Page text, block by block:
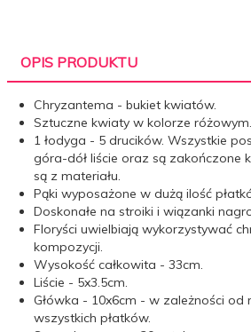
OPIS PRODUKTU
Chryzantema - bukiet kwiatów.
Sztuczne kwiaty w kolorze różowym.
1 łodyga - 5 drucików. Wszystkie
góra-dół liście oraz są zakończone
są z materiału.
Pąki wyposażone w dużą ilość
Doskonałe na stroiki i wiązanki
Floryści uwielbiają wykorzystywać
kompozycji.
Wysokość całkowita - 33cm.
Liście - 5x3.5cm.
Główka - 10x6cm - w zależności od
wszystkich płatków.